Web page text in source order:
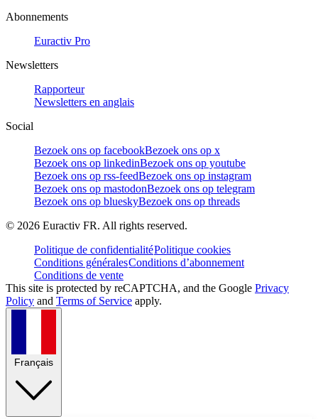
Abonnements
Euractiv Pro
Newsletters
Rapporteur
Newsletters en anglais
Social
Bezoek ons op facebookBezoek ons op x
Bezoek ons op linkedinBezoek ons op youtube
Bezoek ons op rss-feedBezoek ons op instagram
Bezoek ons op mastodonBezoek ons op telegram
Bezoek ons op blueskyBezoek ons op threads
© 2026 Euractiv FR. All rights reserved.
Politique de confidentialitéPolitique cookies
Conditions généralesConditions d’abonnement
Conditions de vente
This site is protected by reCAPTCHA, and the Google Privacy
Policy and Terms of Service apply.
Français